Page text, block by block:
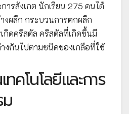
ารสังเกต นักเรียน 275 คนได้
งผลึก กระบวนการตกผลึก
กิดคริสตัล คริสตัลที่เกิดขึ้นมี
งกันไปตามชนิดของเกลือที่ใช้
คโนโลยีและการ